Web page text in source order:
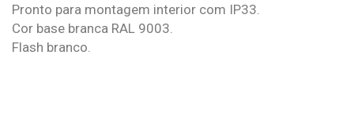
Pronto para montagem interior com IP33.
Cor base branca RAL 9003.
Flash branco.